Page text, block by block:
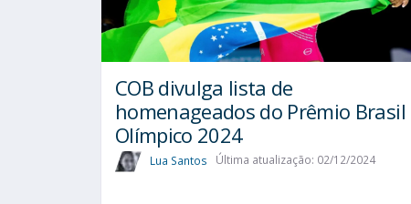
COB divulga lista de
homenageados do Prêmio Brasil
Olímpico 2024
Lua Santos Última atualização: 02/12/2024